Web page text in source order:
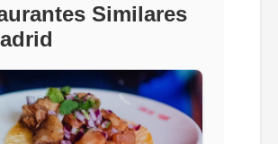
Similares